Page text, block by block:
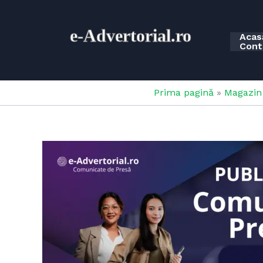
e-Advertorial.ro
Prima pagină » Magazin